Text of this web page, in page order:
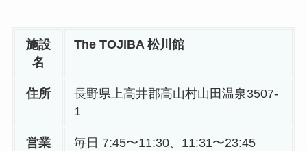
施設
名
The TOJIBA 松川館
住所
長野県上高井郡高山村山田温泉3507-
1
営業
毎日 7:45〜11:30、11:31〜23:45